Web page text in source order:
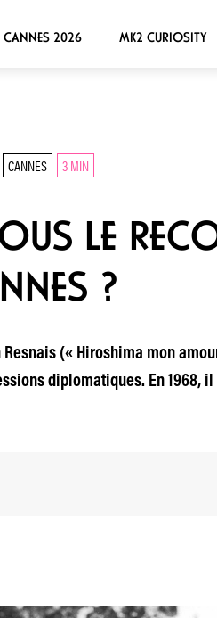
CANNES 2026 MK2 CURIOSITY
CANNES 3 MIN
LE
?
(« Hiroshima mon
diplomatiques. En